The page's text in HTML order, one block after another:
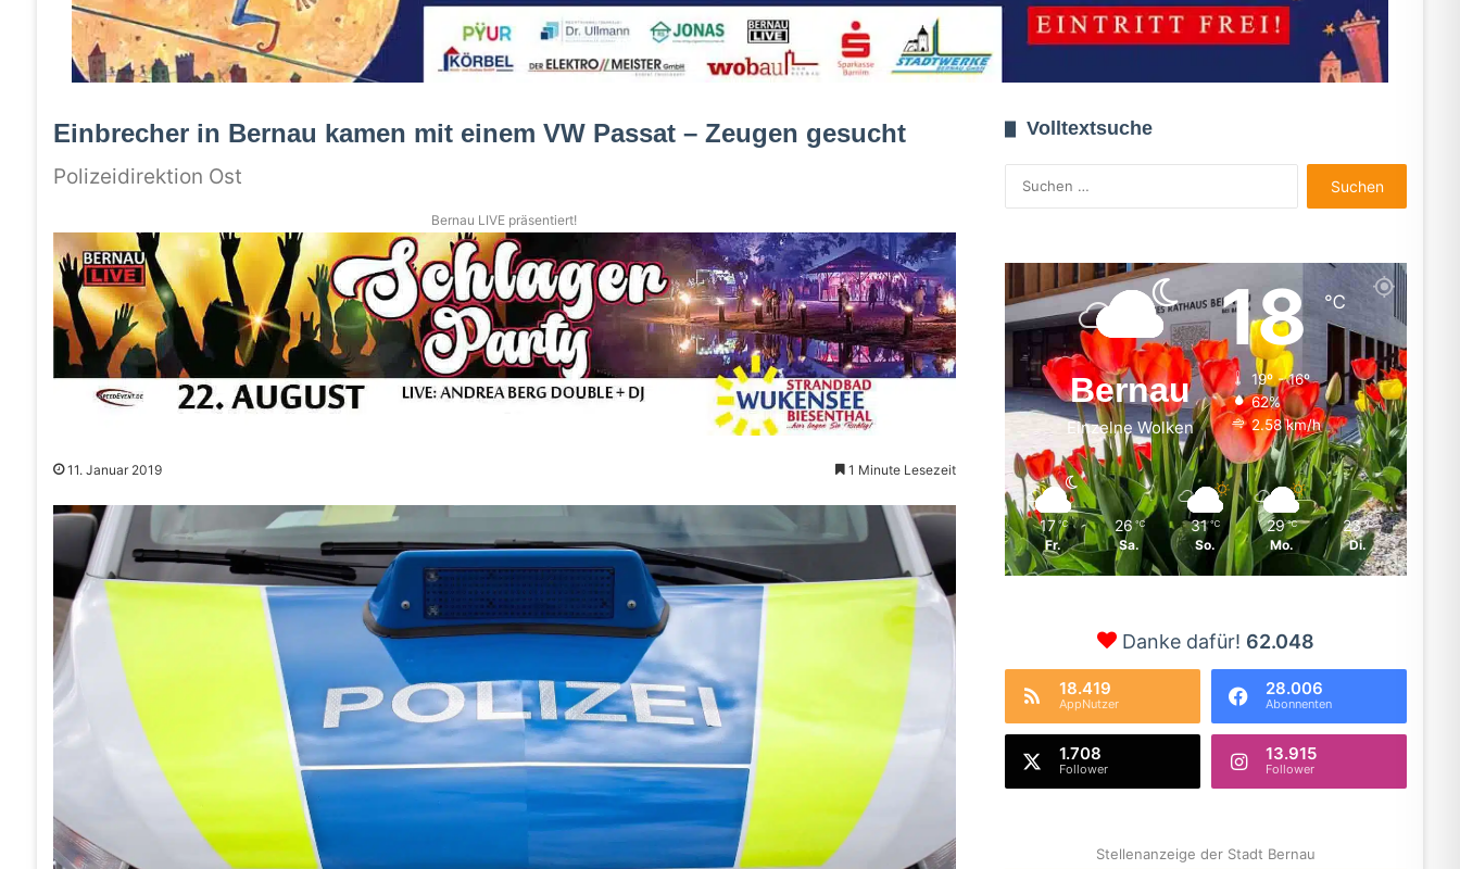
Einbrecher in Bernau kamen mit einem VW Passat – Zeugen gesucht
Polizeidirektion Ost
Bernau LIVE präsentiert!
11. Januar 2019 1 Minute Lesezeit
Volltextsuche
nach:
Bernau
Einzelne Wolken
18℃
19º - 16º
62%
2.58 km/h
17 ℃
Fr.
26 ℃
Sa.
31 ℃
So.
29 ℃
Mo.
23 ℃
Di.
Danke dafür! 62.048
18.419
AppNutzer
28.006
Abonnenten
1.708
Follower
13.915
Follower
Stellenanzeige der Stadt Bernau